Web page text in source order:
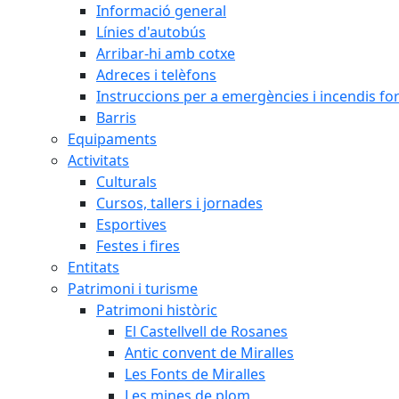
Informació general
Línies d'autobús
Arribar-hi amb cotxe
Adreces i telèfons
Instruccions per a emergències i incendis
Barris
Equipaments
Activitats
Culturals
Cursos, tallers i jornades
Esportives
Festes i fires
Entitats
Patrimoni i turisme
Patrimoni històric
El Castellvell de Rosanes
Antic convent de Miralles
Les Fonts de Miralles